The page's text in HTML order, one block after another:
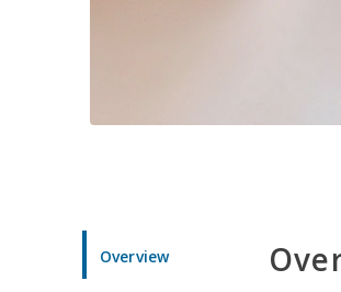
Overview